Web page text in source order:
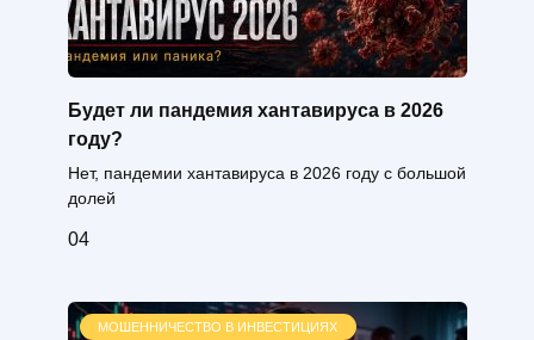
Будет ли пандемия хантавируса в 2026
году?
Нет, пандемии хантавируса в 2026 году с большой
долей
04
МОШЕННИЧЕСТВО В ИНВЕСТИЦИЯХ